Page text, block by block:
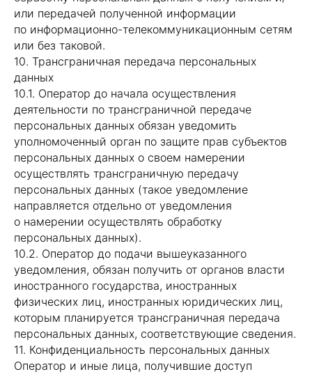
или передачей полученной информации
по информационно-телекоммуникационным сетям
или без таковой.
10. Трансграничная передача персональных
данных
10.1. Оператор до начала осуществления
деятельности по трансграничной передаче
персональных данных обязан уведомить
уполномоченный орган по защите прав субъектов
персональных данных о своем намерении
осуществлять трансграничную передачу
персональных данных (такое уведомление
направляется отдельно от уведомления
о намерении осуществлять обработку
персональных данных).
10.2. Оператор до подачи вышеуказанного
уведомления, обязан получить от органов власти
иностранного государства, иностранных
физических лиц, иностранных юридических лиц,
которым планируется трансграничная передача
персональных данных, соответствующие сведения.
11. Конфиденциальность персональных данных
Оператор и иные лица, получившие доступ